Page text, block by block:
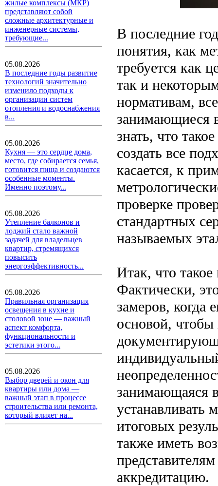
жилые комплексы (МКР)
представляют собой
сложные архитектурные и
инженерные системы,
требующие...
05.08.2026
В последние годы развитие
технологий значительно
изменило подходы к
организации систем
отопления и водоснабжения
в...
05.08.2026
Кухня — это сердце дома,
место, где собирается семья,
готовится пища и создаются
особенные моменты.
Именно поэтому...
05.08.2026
Утепление балконов и
лоджий стало важной
задачей для владельцев
квартир, стремящихся
повысить
энергоэффективность...
05.08.2026
Правильная организация
освещения в кухне и
столовой зоне — важный
аспект комфорта,
функциональности и
эстетики этого...
05.08.2026
Выбор дверей и окон для
квартиры или дома —
важный этап в процессе
строительства или ремонта,
который влияет на...
В последние
понятия, как
требуется как
так и
нормативам,
занимающиеся
знать, что
создать все
касается, к
проверке
стандартных
называемых
Итак, что
Фактически,
замеров, когда
основой, чтобы
занимающаяся
устанавливать
итоговых
также иметь
аккредитацию.